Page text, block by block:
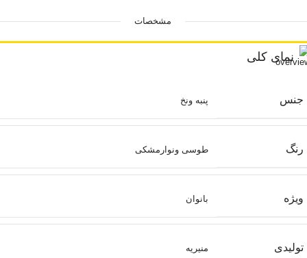
مشخصات
نمای کلی
جنس پنبه ونخ
رنگ طوسی ونوارمشکی
ویژه بانوان
تولیدی منیریه